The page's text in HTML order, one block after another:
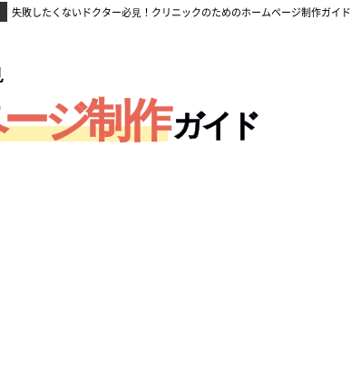
失敗したくないドクター必⾒！ クリニックのためのホームページ制作ガイド
ジ制作ガイド